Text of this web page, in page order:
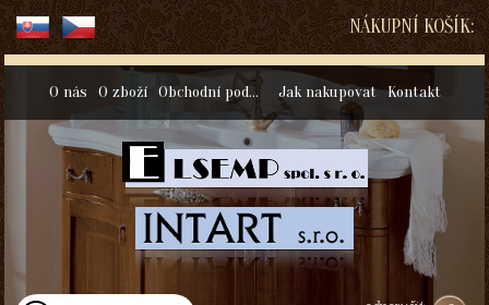
NÁKUPNÍ KOŠÍK:
O nás O zboží Obchodní podmínky Jak nakupovat Kontakt